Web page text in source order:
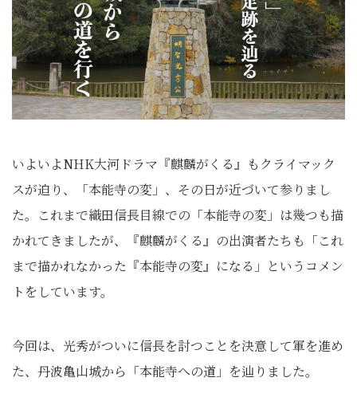
いよいよNHK大河ドラマ『麒麟がくる』もクライマック
スが迫り、「本能寺の変」、その日が近づいて参りまし
た。これまで織田信長目線での「本能寺の変」は幾つも描
かれてきましたが、『麒麟がくる』の出演者たちも「これ
まで描かれなかった『本能寺の変』になる」というコメン
トをしています。
今回は、光秀がついに信長を討つことを決意して軍を進め
た、丹波亀山城から「本能寺への道」を辿りました。